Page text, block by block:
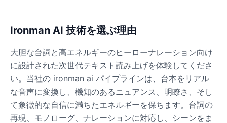
Male @kingofworld_666
Denji
Male @MoonDiary
Denji
Male
Ironman AI 技術を選ぶ理由
大胆な台詞と高エネルギーのヒーローナレーション向け
に設計された次世代テキスト読み上げを体験してくださ
い。当社の ironman ai パイプラインは、台本をリアル
な音声に変換し、機知のあるニュアンス、明瞭さ、そし
て象徴的な自信に満ちたエネルギーを保ちます。台詞の
再現、モノローグ、ナレーションに対応し、シーンをま